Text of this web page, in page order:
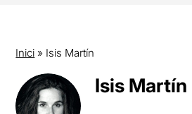
Inici » Isis Martín
Isis Martín